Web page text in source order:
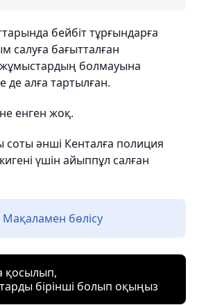
бейбіт тұрғындарға
салуға бағытталған
болмауына
де алға тартылған.
енген жоқ.
соты әнші Кенталға полиция
үшін айыппұл салған
Мақаламен бөлісу
қосылып,
бірінші болып оқыңыз